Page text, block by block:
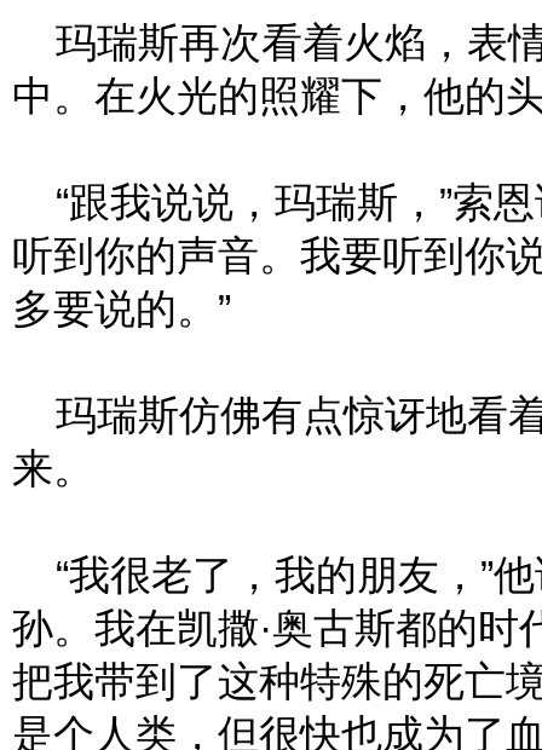
玛瑞斯再次看着火焰，表
中。在火光的照耀下，他的
“跟我说说，玛瑞斯，”索
听到你的声音。我要听到你
多要说的。”
玛瑞斯仿佛有点惊讶地看
来。
“我很老了，我的朋友，”
孙。我在凯撒·奥古斯都的
把我带到了这种特殊的死亡
是个人类，但很快也成为了